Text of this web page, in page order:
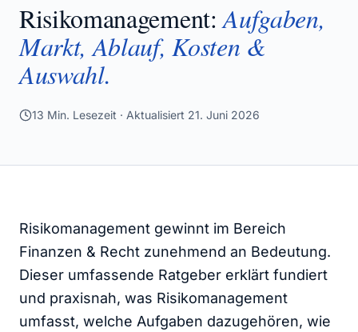
Risikomanagement:Aufgaben,
Markt, Ablauf, Kosten &
Auswahl.
13 Min. Lesezeit · Aktualisiert 21. Juni 2026
Risikomanagement gewinnt im Bereich
Finanzen & Recht zunehmend an Bedeutung.
Dieser umfassende Ratgeber erklärt fundiert
und praxisnah, was Risikomanagement
umfasst, welche Aufgaben dazugehören, wie